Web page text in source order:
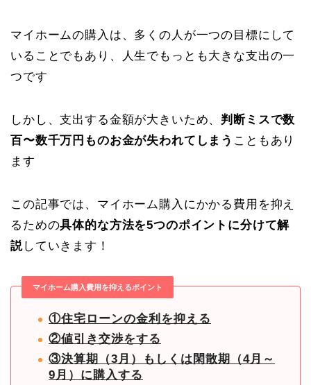
マイホームの購入は、多くの人が一つの目標にして
いることでもあり、人生でもっとも大きな支出の一
つです
しかし、支出する金額が大きいため、 判断ミスで数
百〜数千万円ものお金が失われてしまう こともあり
ます
この記事では、マイホーム購入にかかる費用を抑え
るための具体的な方法を5つのポイントに分けて解
説していきます！
マイホーム購入費用を抑えるポイント
①住宅ローンの金利を抑える
②値引き交渉をする
③決算期（3月）もしくは閑散期（4月～
9月）に購入する